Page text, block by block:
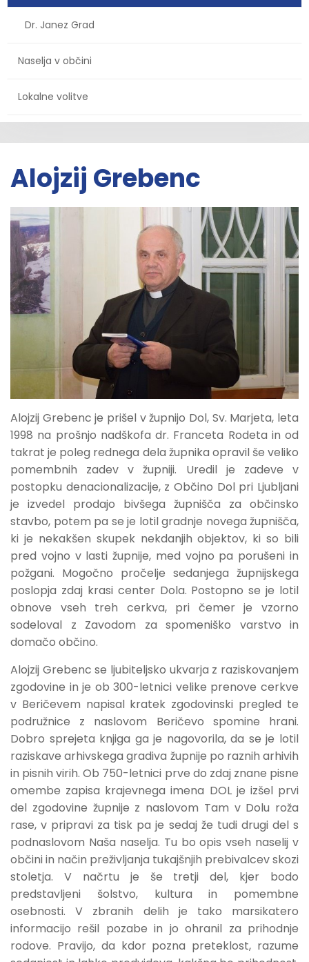
Dr. Janez Grad
Naselja v občini
Lokalne volitve
Alojzij Grebenc
Alojzij Grebenc je prišel v župnijo Dol, Sv. Marjeta, leta
1998 na prošnjo nadškofa dr. Franceta Rodeta in od
takrat je poleg rednega dela župnika opravil še veliko
pomembnih zadev v župniji. Uredil je zadeve v
postopku denacionalizacije, z Občino Dol pri Ljubljani
je izvedel prodajo bivšega župnišča za občinsko
stavbo, potem pa se je lotil gradnje novega župnišča,
ki je nekakšen skupek nekdanjih objektov, ki so bili
pred vojno v lasti župnije, med vojno pa porušeni in
požgani. Mogočno pročelje sedanjega župnijskega
poslopja zdaj krasi center Dola. Postopno se je lotil
obnove vseh treh cerkva, pri čemer je vzorno
sodeloval z Zavodom za spomeniško varstvo in
domačo občino.
Alojzij Grebenc se ljubiteljsko ukvarja z raziskovanjem
zgodovine in je ob 300-letnici velike prenove cerkve
v Beričevem napisal kratek zgodovinski pregled te
podružnice z naslovom Beričevo spomine hrani.
Dobro sprejeta knjiga ga je nagovorila, da se je lotil
raziskave arhivskega gradiva župnije po raznih arhivih
in pisnih virih. Ob 750-letnici prve do zdaj znane pisne
omembe zapisa krajevnega imena DOL je izšel prvi
del zgodovine župnije z naslovom Tam v Dolu roža
rase, v pripravi za tisk pa je sedaj že tudi drugi del s
podnaslovom Naša naselja. Tu bo opis vseh naselij v
občini in način preživljanja tukajšnjih prebivalcev skozi
stoletja. V načrtu je še tretji del, kjer bodo
predstavljeni šolstvo, kultura in pomembne
osebnosti. V zbranih delih je tako marsikatero
informacijo rešil pozabe in jo ohranil za prihodnje
rodove. Pravijo, da kdor pozna preteklost, razume